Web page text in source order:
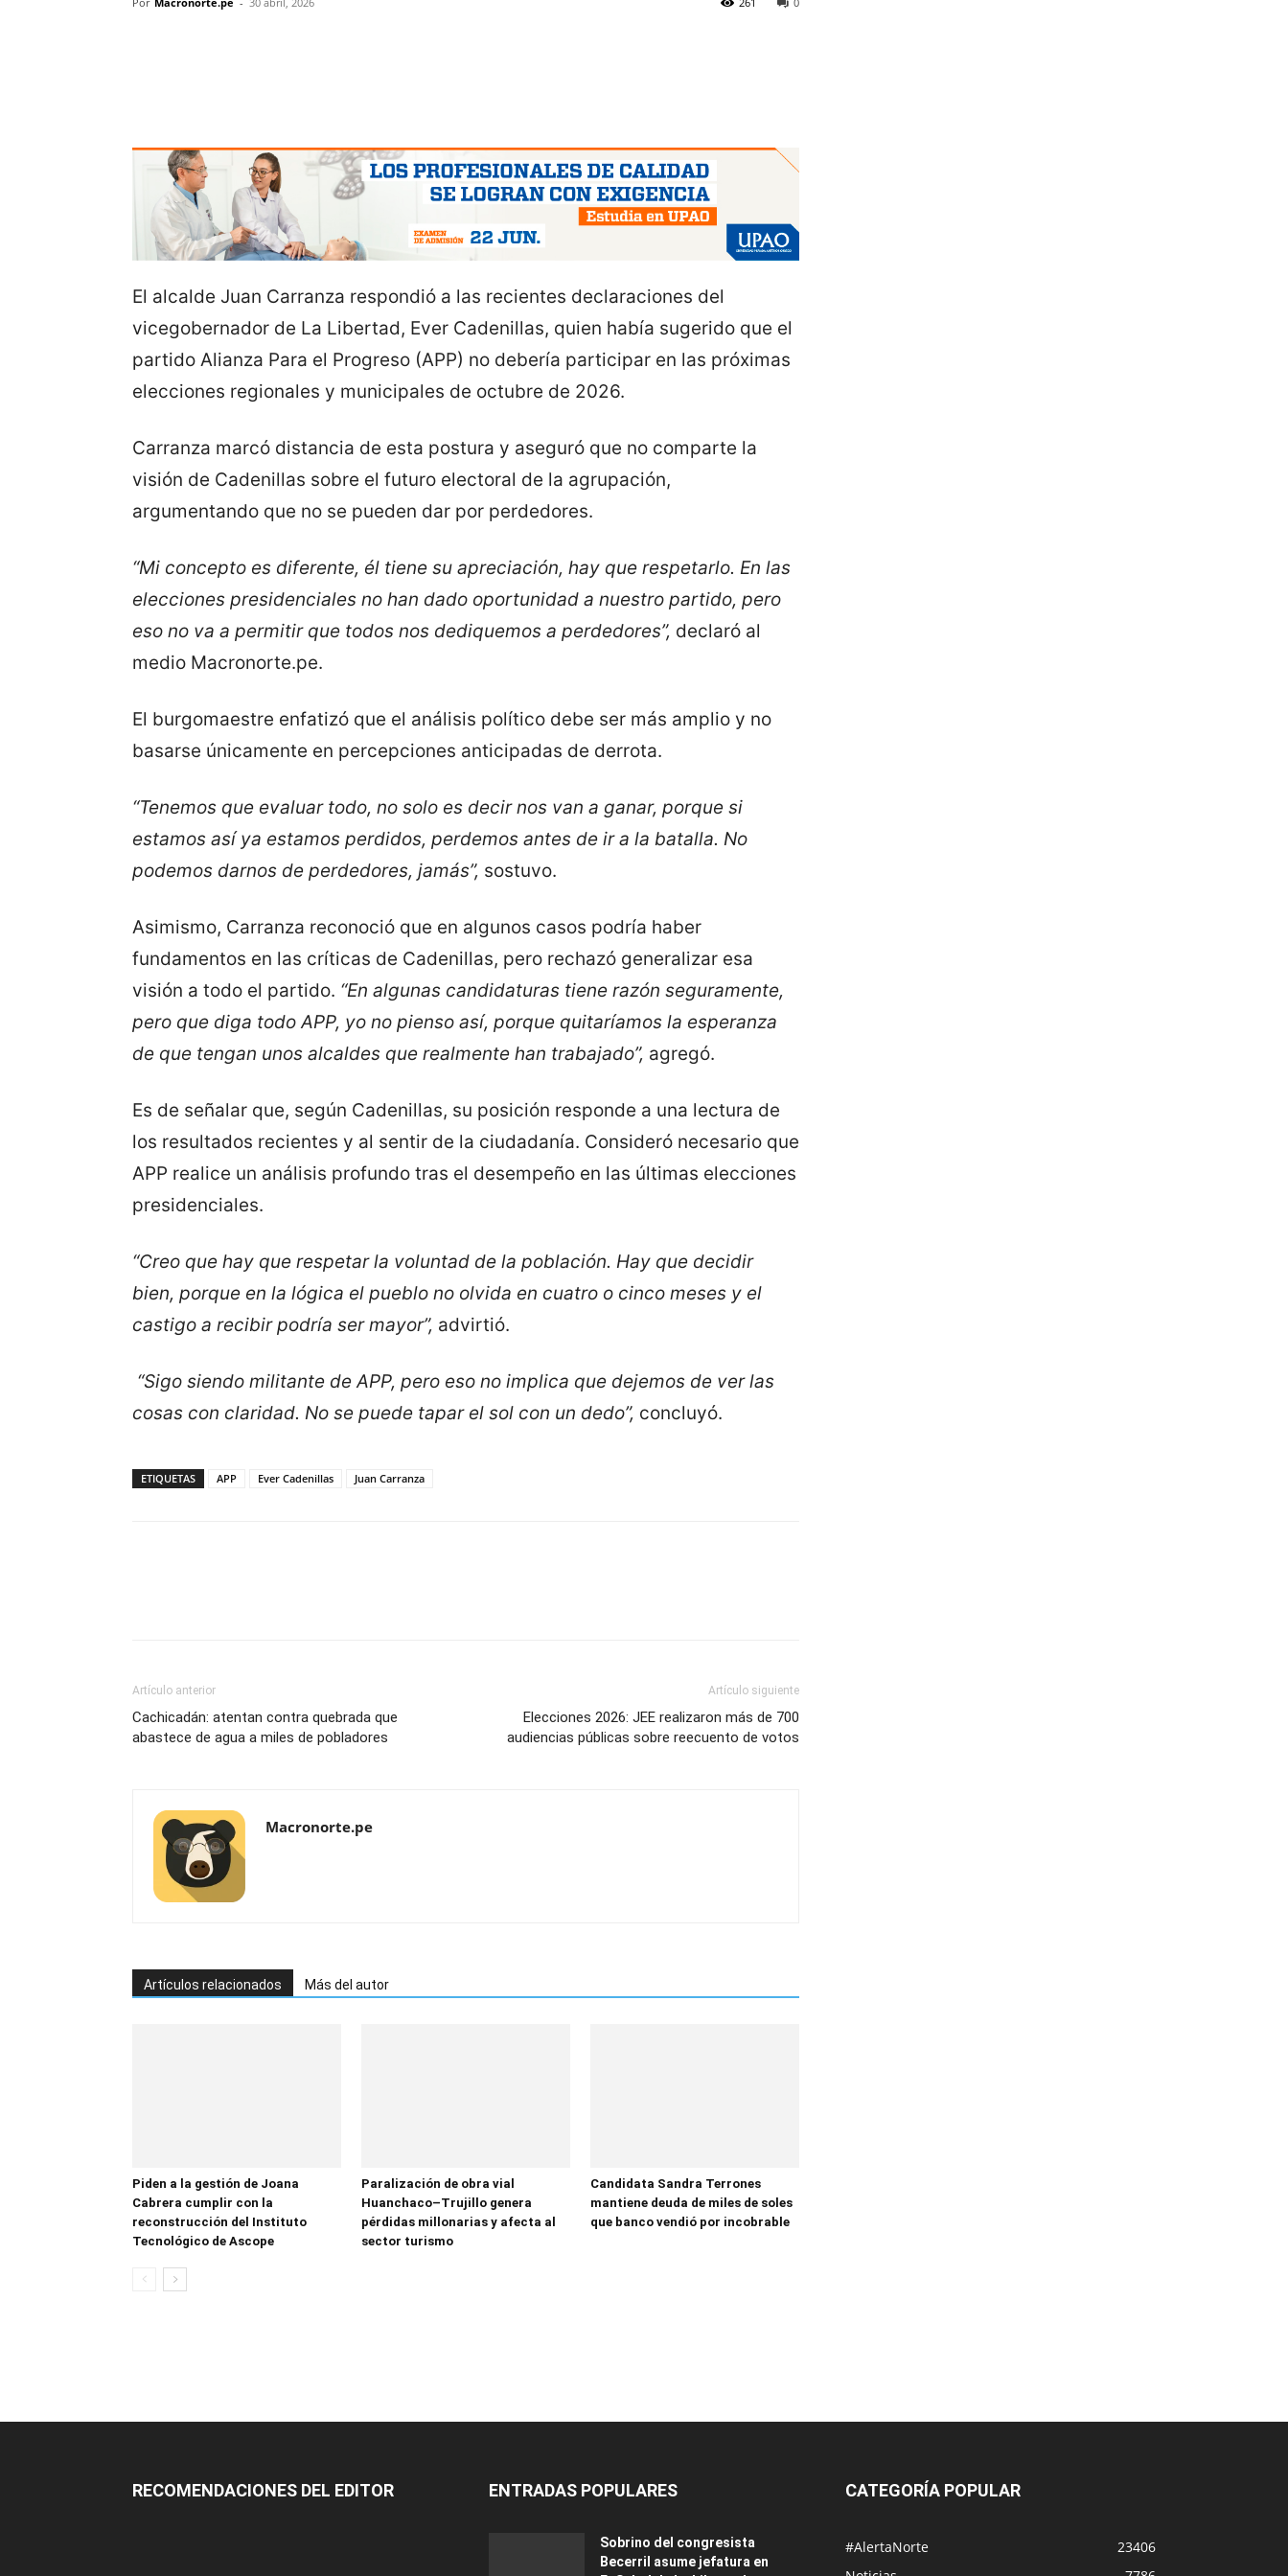
El alcalde Juan Carranza respondió a las recientes declaraciones del
vicegobernador de La Libertad, Ever Cadenillas, quien había sugerido que el
partido Alianza Para el Progreso (APP) no debería participar en las próximas
elecciones regionales y municipales de octubre de 2026.
Carranza marcó distancia de esta postura y aseguró que no comparte la
visión de Cadenillas sobre el futuro electoral de la agrupación,
argumentando que no se pueden dar por perdedores.
“Mi concepto es diferente, él tiene su apreciación, hay que respetarlo. En las
elecciones presidenciales no han dado oportunidad a nuestro partido, pero
eso no va a permitir que todos nos dediquemos a perdedores”, declaró al
medio Macronorte.pe.
El burgomaestre enfatizó que el análisis político debe ser más amplio y no
basarse únicamente en percepciones anticipadas de derrota.
“Tenemos que evaluar todo, no solo es decir nos van a ganar, porque si
estamos así ya estamos perdidos, perdemos antes de ir a la batalla. No
podemos darnos de perdedores, jamás”, sostuvo.
Asimismo, Carranza reconoció que en algunos casos podría haber
fundamentos en las críticas de Cadenillas, pero rechazó generalizar esa
visión a todo el partido. “En algunas candidaturas tiene razón seguramente,
pero que diga todo APP, yo no pienso así, porque quitaríamos la esperanza
de que tengan unos alcaldes que realmente han trabajado”, agregó.
Es de señalar que, según Cadenillas, su posición responde a una lectura de
los resultados recientes y al sentir de la ciudadanía. Consideró necesario que
APP realice un análisis profundo tras el desempeño en las últimas elecciones
presidenciales.
“Creo que hay que respetar la voluntad de la población. Hay que decidir
bien, porque en la lógica el pueblo no olvida en cuatro o cinco meses y el
castigo a recibir podría ser mayor”, advirtió.
“Sigo siendo militante de APP, pero eso no implica que dejemos de ver las
cosas con claridad. No se puede tapar el sol con un dedo”, concluyó.
ETIQUETAS APP Ever Cadenillas Juan Carranza
Artículo anterior
Cachicadán: atentan contra quebrada que
abastece de agua a miles de pobladores
Artículo siguiente
Elecciones 2026: JEE realizaron más de 700
audiencias públicas sobre reecuento de votos
Macronorte.pe
Artículos relacionados Más del autor
Piden a la gestión de Joana
Cabrera cumplir con la
reconstrucción del Instituto
Tecnológico de Ascope
Paralización de obra vial
Huanchaco–Trujillo genera
pérdidas millonarias y afecta al
sector turismo
Candidata Sandra Terrones
mantiene deuda de miles de soles
que banco vendió por incobrable
RECOMENDACIONES DEL EDITOR ENTRADAS POPULARES
Sobrino del congresista
Becerril asume jefatura en
CATEGORÍA POPULAR
#AlertaNorte
23406